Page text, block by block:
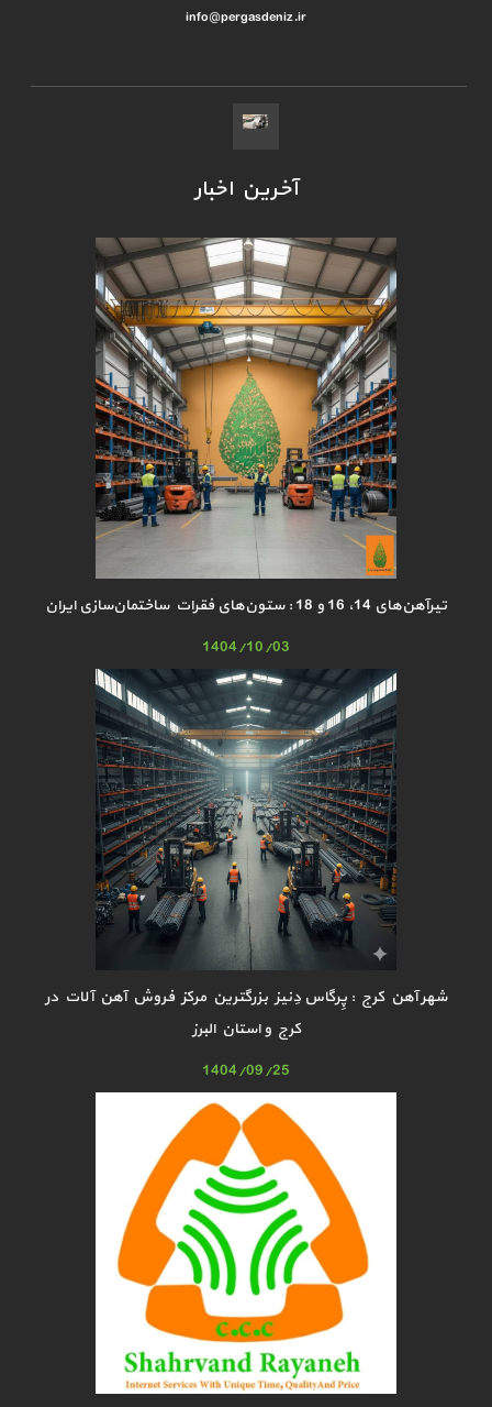
info@pergasdeniz.ir
آخرین اخبار
تیرآهن‌های 14، 16 و 18 : ستون‌های فقرات ساختمان‌سازی ایران
1404/10/03
شهر آهن کرج : پِرگاس دِنیز بزرگترین مرکز فروش آهن آلات در
کرج و استان البرز
1404/09/25